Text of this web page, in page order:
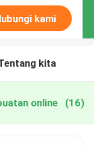
kami
kita
online (16)